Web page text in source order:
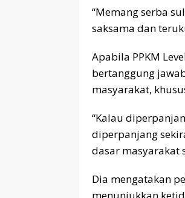
“Memang serba
saksama dan
Apabila PPKM
bertanggung
masyarakat,
“Kalau
diperpanjang
dasar masyarakat
Dia mengatakan